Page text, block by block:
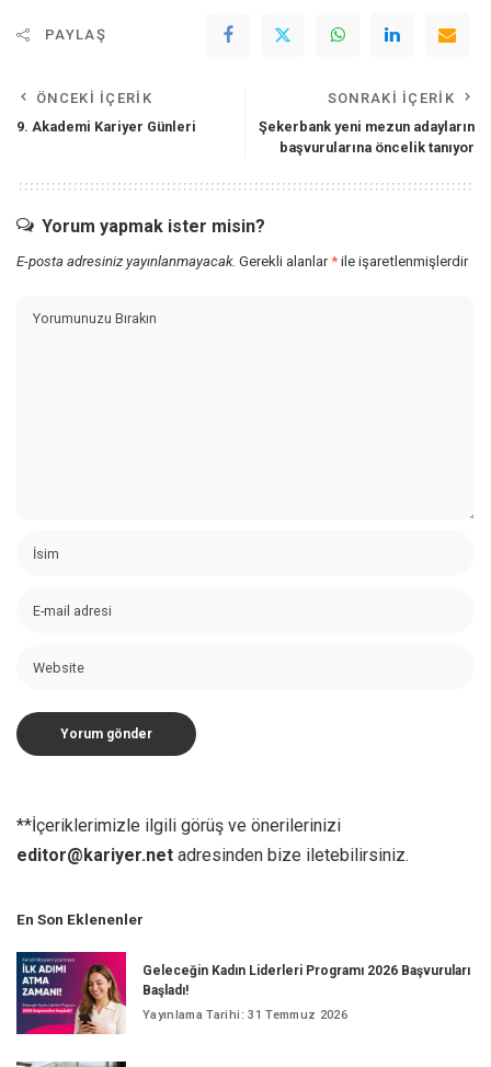
PAYLAŞ
ÖNCEKI İÇERIK
9. Akademi Kariyer Günleri
SONRAKI İÇERIK
Şekerbank yeni mezun adayların
başvurularına öncelik tanıyor
Yorum yapmak ister misin?
E-posta adresiniz yayınlanmayacak. Gerekli alanlar* ile işaretlenmişlerdir
**İçeriklerimizle ilgili görüş ve önerilerinizi
editor@kariyer.net adresinden bize iletebilirsiniz.
En Son Eklenenler
Geleceğin Kadın Liderleri Programı 2026 Başvuruları
Başladı!
Yayınlama Tarihi: 31 Temmuz 2026